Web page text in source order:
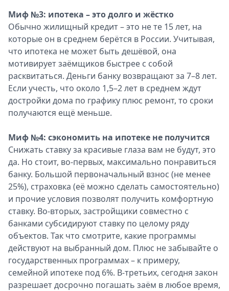
Миф №3: ипотека – это долго и жёстко
Обычно жилищный кредит – это не те 15 лет, на
которые он в среднем берётся в России. Учитывая,
что ипотека не может быть дешёвой, она
мотивирует заёмщиков быстрее с собой
расквитаться. Деньги банку возвращают за 7–8 лет.
Если учесть, что около 1,5–2 лет в среднем ждут
достройки дома по графику плюс ремонт, то сроки
получаются ещё меньше.
Миф №4: сэкономить на ипотеке не получится
Снижать ставку за красивые глаза вам не будут, это
да. Но стоит, во-первых, максимально понравиться
банку. Большой первоначальный взнос (не менее
25%), страховка (её можно сделать самостоятельно)
и прочие условия позволят получить комфортную
ставку. Во-вторых, застройщики совместно с
банками субсидируют ставку по целому ряду
объектов. Так что смотрите, какие программы
действуют на выбранный дом. Плюс не забывайте о
государственных программах – к примеру,
семейной ипотеке под 6%. В-третьих, сегодня закон
разрешает досрочно погашать заём в любое время,